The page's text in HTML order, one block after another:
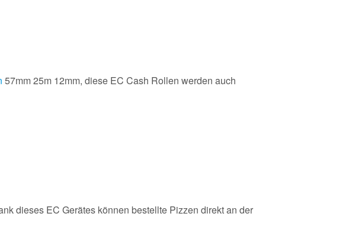
57mm 25m 12mm, diese EC Cash Rollen werden auch
dieses EC Gerätes können bestellte Pizzen direkt an der